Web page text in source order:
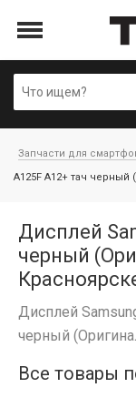
Запчасти для
A125F A12+ тач черный
Дисплей
черный
Дисплей
черный
Все товары